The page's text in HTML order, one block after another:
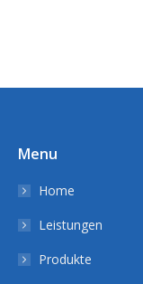
Menu
Home
Leistungen
Produkte